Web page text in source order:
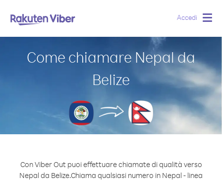
Accedi
Come chiamare Nepal da
Belize
Con Viber Out puoi effettuare chiamate di qualità verso
Nepal da Belize.Chiama qualsiasi numero in Nepal - linea